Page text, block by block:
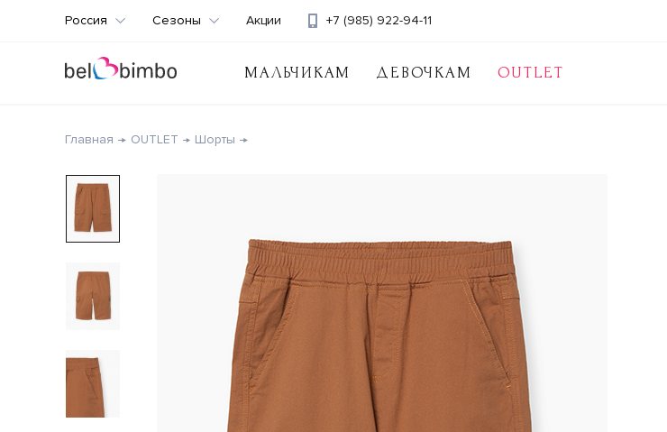
МАЛЬЧИКАМ ДЕВОЧКАМ OUTLET
+7 (985) 922-94-11
Россия Сезоны Акции
Главная OUTLET Шорты